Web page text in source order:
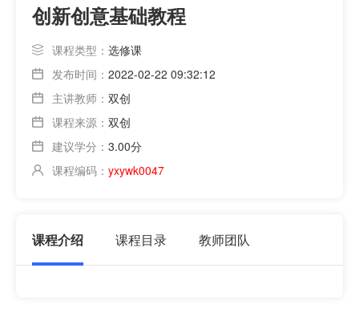
创新创意基础教程
课程类型： 选修课
发布时间： 2022-02-22 09:32:12
主讲教师： 双创
课程来源： 双创
建议学分： 3.00分
课程编码： yxywk0047
课程介绍 课程目录 教师团队